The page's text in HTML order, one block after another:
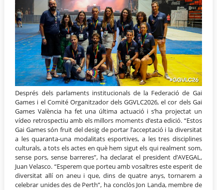
Després dels parlaments institucionals de la Federació de Gai
Games i el Comité Organitzador dels GGVLC2026, el cor dels Gai
Games València ha fet una última actuació i s’ha projectat un
vídeo retrospectiu amb els millors moments d’esta edició. “Estos
Gai Games són fruit del desig de portar l’acceptació i la diversitat
a les quaranta-una modalitats esportives, a les tres disciplines
culturals, a tots els actes en què hem sigut els qui realment som,
sense pors, sense barreres”, ha declarat el president d’AVEGAL,
Juan Velasco. “Esperem que porteu amb vosaltres este esperit de
diversitat allí on aneu i que, dins de quatre anys, tornarem a
celebrar unides des de Perth”, ha conclòs Jon Landa, membre de